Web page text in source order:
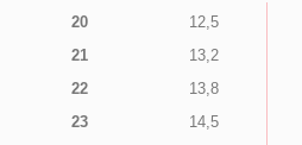
20
12,5
21
13,2
22
13,8
23
14,5